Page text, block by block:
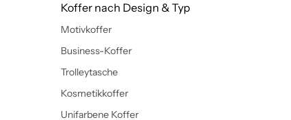
Koffer nach Design & Typ
Motivkoffer
Business-Koffer
Trolleytasche
Kosmetikkoffer
Unifarbene Koffer